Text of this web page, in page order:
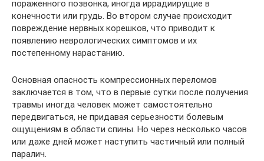
пораженного позвонка, иногда иррадиирущие в
конечности или грудь. Во втором случае происходит
повреждение нервных корешков, что приводит к
появлению неврологических симптомов и их
постепенному нарастанию.
Основная опасность компрессионных переломов
заключается в том, что в первые сутки после получения
травмы иногда человек может самостоятельно
передвигаться, не придавая серьезности болевым
ощущениям в области спины. Но через несколько часов
или даже дней может наступить частичный или полный
паралич.